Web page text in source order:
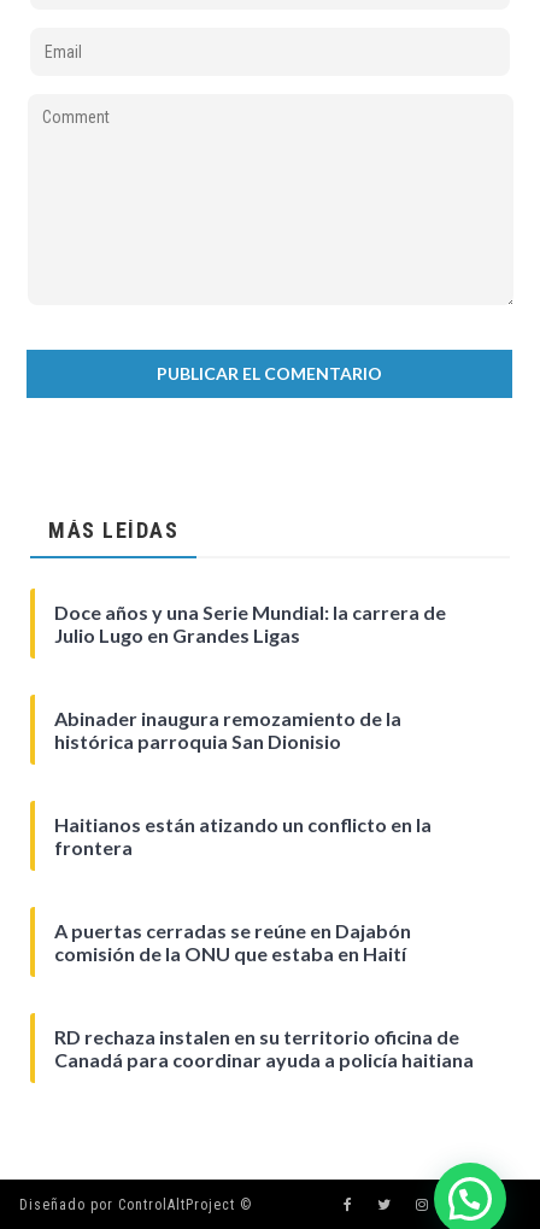
MÁS LEÍDAS
Doce años y una Serie Mundial: la carrera de
Julio Lugo en Grandes Ligas
Abinader inaugura remozamiento de la
histórica parroquia San Dionisio
Haitianos están atizando un conflicto en la
frontera
A puertas cerradas se reúne en Dajabón
comisión de la ONU que estaba en Haití
RD rechaza instalen en su territorio oficina de
Canadá para coordinar ayuda a policía haitiana
Diseñado por ControlAltProject ©